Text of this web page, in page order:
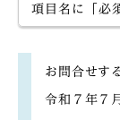
項目名に「必
お問合せす
令和７年７